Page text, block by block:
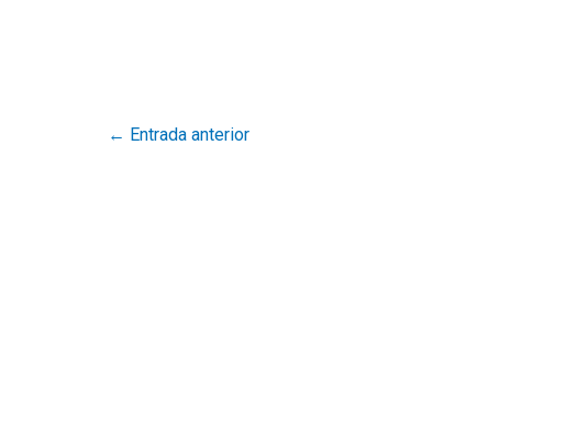
← Entrada anterior